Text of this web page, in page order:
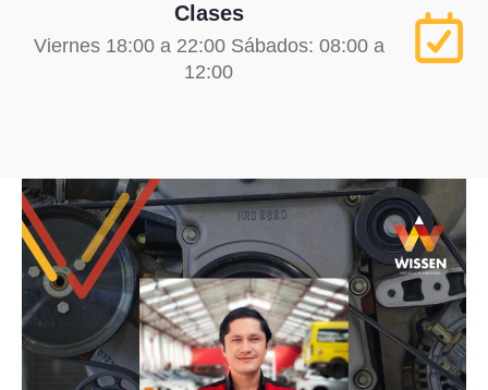
Clases
Viernes 18:00 a 22:00 Sábados: 08:00 a
12:00